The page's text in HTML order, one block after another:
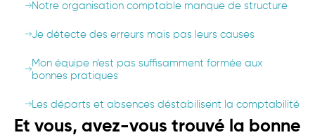
Notre organisation comptable manque de structure
Je détecte des erreurs mais pas leurs causes
Mon équipe n’est pas suffisamment formée aux
bonnes pratiques
Les départs et absences déstabilisent la comptabilité
Et vous, avez-vous trouvé la bonne